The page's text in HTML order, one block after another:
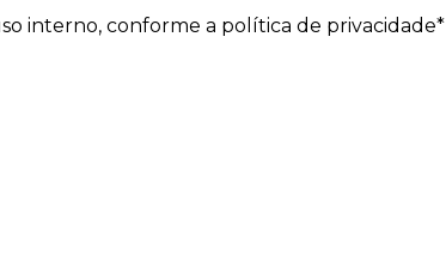
interno, conforme a política de privacidade*